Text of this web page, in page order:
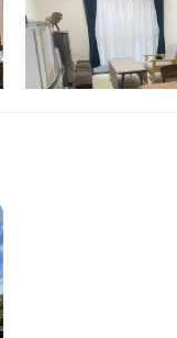
大阪府 戸建て
【もう、すべらせな
龍田古道の町で川と
この家からの距離 27km